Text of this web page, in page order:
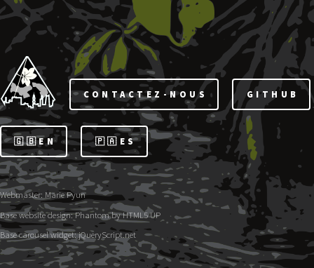
CONTACTEZ-NOUS GITHUB
🇬🇧EN 🇵🇦ES
Webmaster: Marie Pyun
Base website design:Phantom by HTML5 UP
Base carousel widget:jQueryScript.net